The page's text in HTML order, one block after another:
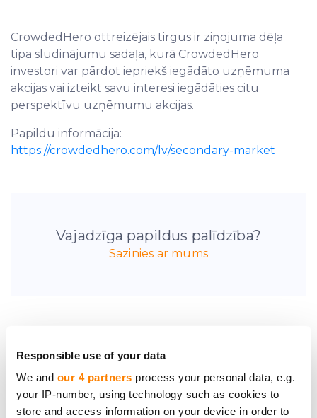
Responsible use of your data
We and our 4 partners process your personal data, e.g.
your IP-number, using technology such as cookies to
store and access information on your device in order to
CrowdedHero ottreizējais tirgus ir ziņojuma dēļa
tipa sludinājumu sadaļa, kurā CrowdedHero
investori var pārdot iepriekš iegādāto uzņēmuma
akcijas vai izteikt savu interesi iegādāties citu
perspektīvu uzņēmumu akcijas.
Papildu informācija:
https://crowdedhero.com/lv/secondary-market
Vajadzīga papildus palīdzība?
Sazinies ar mums
jaunumus par
investīciju projektiem